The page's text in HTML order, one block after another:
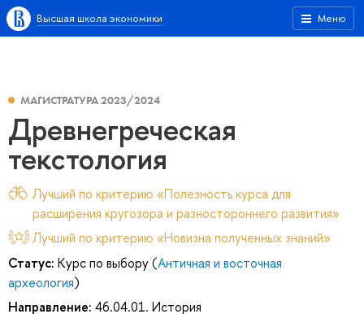
Меню
Высшая школа экономики
МАГИСТРАТУРА 2023/2024
Древнегреческая
текстология
Лучший по критерию «Полезность курса для
расширения кругозора и разностороннего развития»
Лучший по критерию «Новизна полученных знаний»
Статус: Курс по выбору (Античная и восточная
археология)
Направление: 46.04.01. История